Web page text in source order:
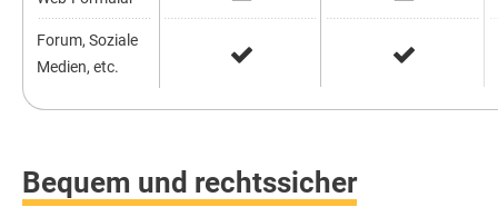
Forum, Soziale
Medien, etc.
Bequem und rechtssicher